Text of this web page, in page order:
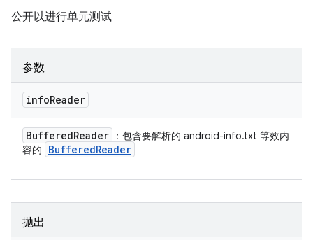
公开以进行单元测试
参数
infoReader
BufferedReader
：包含要解析的 android-info.txt 等效内
容的
BufferedReader
抛出